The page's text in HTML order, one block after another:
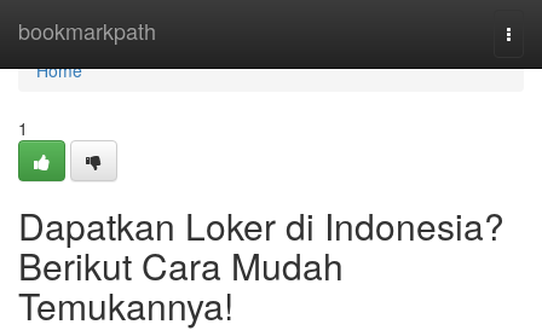
bookmarkpath
Home
Home
1
Dapatkan Loker di Indonesia?
Berikut Cara Mudah
Temukannya!